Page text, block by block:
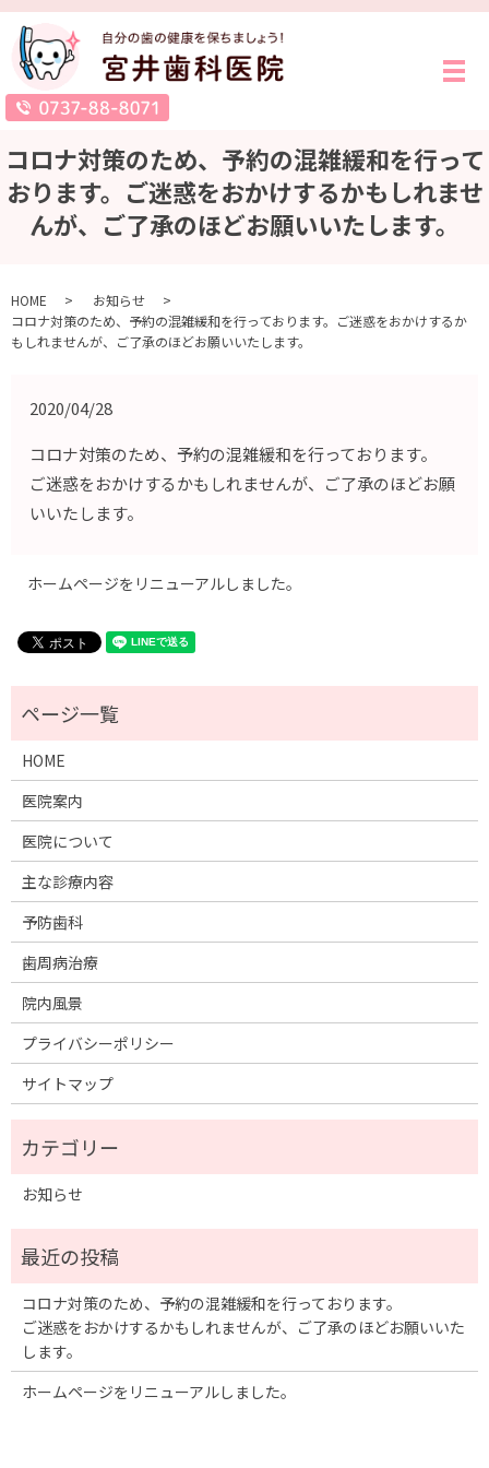
メ
コロナ対策のため、予約の混雑緩和を行って
おります。ご迷惑をおかけするかもしれませ
んが、ご了承のほどお願いいたします。
HOME
お知らせ
コロナ対策のため、予約の混雑緩和を行っております。ご迷惑をおかけするか
もしれませんが、ご了承のほどお願いいたします。
2020/04/28
コロナ対策のため、予約の混雑緩和を行っております。
ご迷惑をおかけするかもしれませんが、ご了承のほどお願
いいたします。
ホームページをリニューアルしました。
HOME
医院案内
医院について
主な診療内容
予防歯科
歯周病治療
院内風景
プライバシーポリシー
サイトマップ
お知らせ
コロナ対策のため、予約の混雑緩和を行っております。
ご迷惑をおかけするかもしれませんが、ご了承のほどお願いいた
します。
ホームページをリニューアルしました。